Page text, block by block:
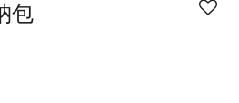
包